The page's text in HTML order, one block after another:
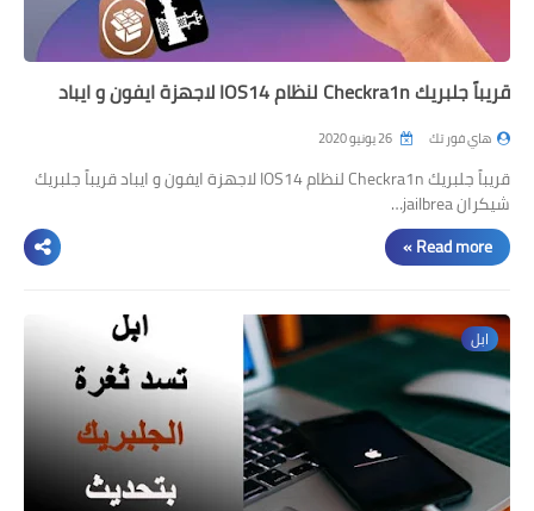
قريباً جلبريك Checkra1n لنظام IOS14 لاجهزة ايفون و ايباد
هاي فور تك
قريباً جلبريك Checkra1n لنظام IOS14 لاجهزة ايفون و ايباد قريباً جلبريك
شيكران jailbrea…
Read more »
ابل